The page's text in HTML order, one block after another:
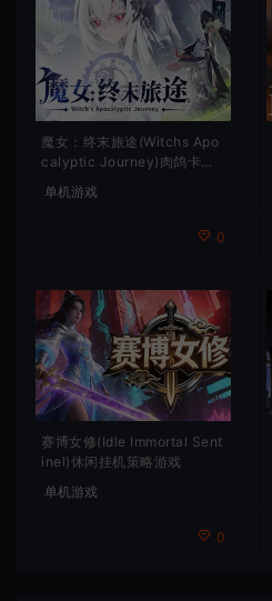
魔女：终末旅途(Witchs Apo
calyptic Journey)肉鸽卡牌
单机游戏
0
赛博女修(Idle Immortal Sent
inel)休闲挂机策略游戏
单机游戏
0